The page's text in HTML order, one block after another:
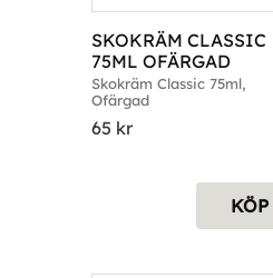
SKOKRÄM CLASSIC
75ML OFÄRGAD
Skokräm Classic 75ml,
Ofärgad
65 kr
KÖP